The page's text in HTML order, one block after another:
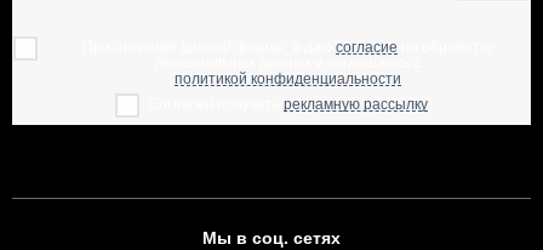
согласие
политикой конфиденциальности
рекламную рассылку
Мы в соц. сетях